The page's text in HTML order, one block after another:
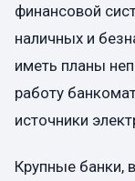
финансовой
наличных и
иметь планы
работу
источники
Крупные банки,